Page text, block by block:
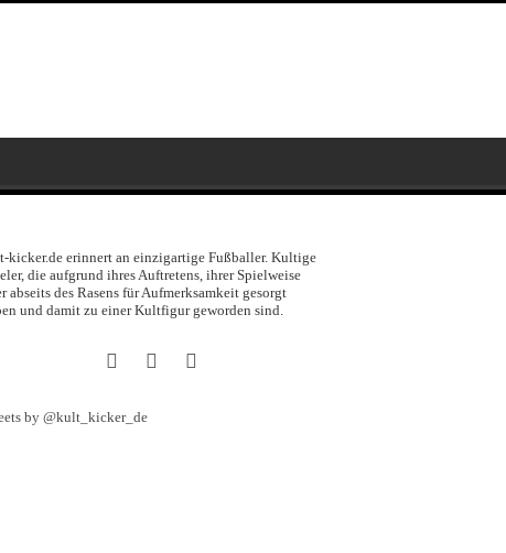
kicker.de erinnert an einzigartige Fußballer. Kultige
die aufgrund ihres Auftretens, ihrer Spielweise
abseits des Rasens für Aufmerksamkeit gesorgt
und damit zu einer Kultfigur geworden sind.
by @kult_kicker_de